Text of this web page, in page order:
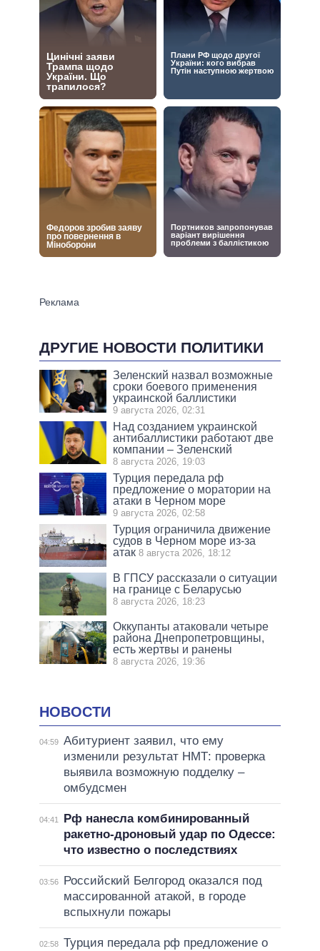
ДРУГИЕ НОВОСТИ ПОЛИТИКИ
Зеленский назвал возможные
сроки боевого применения
украинской баллистики
9 августа 2026, 02:31
Над созданием украинской
антибаллистики работают две
компании – Зеленский
8 августа 2026, 19:03
Турция передала рф
предложение о моратории на
атаки в Черном море
9 августа 2026, 02:58
Турция ограничила движение
судов в Черном море из-за
атак 8 августа 2026, 18:12
В ГПСУ рассказали о ситуации
на границе с Беларусью
8 августа 2026, 18:23
Оккупанты атаковали четыре
района Днепропетровщины,
есть жертвы и ранены
8 августа 2026, 19:36
НОВОСТИ
04:59 Абитуриент заявил, что ему
изменили результат НМТ: проверка
выявила возможную подделку –
омбудсмен
04:41
Рф нанесла комбинированный
ракетно-дроновый удар по Одессе:
что известно о последствиях
03:56
Российский Белгород оказался под
массированной атакой, в городе
вспыхнули пожары
02:58 Турция передала рф предложение о